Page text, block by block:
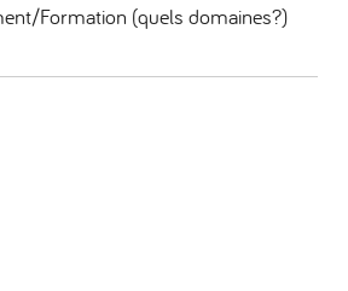
Formation (quels domaines?)